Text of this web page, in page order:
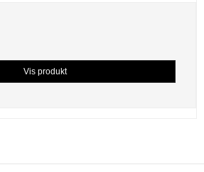
Vis produkt